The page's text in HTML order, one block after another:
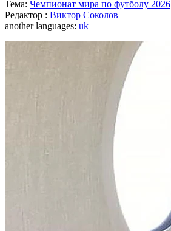
Тема: Чемпионат мира по футболу 2026
Редактор : Виктор Соколов
another languages: uk